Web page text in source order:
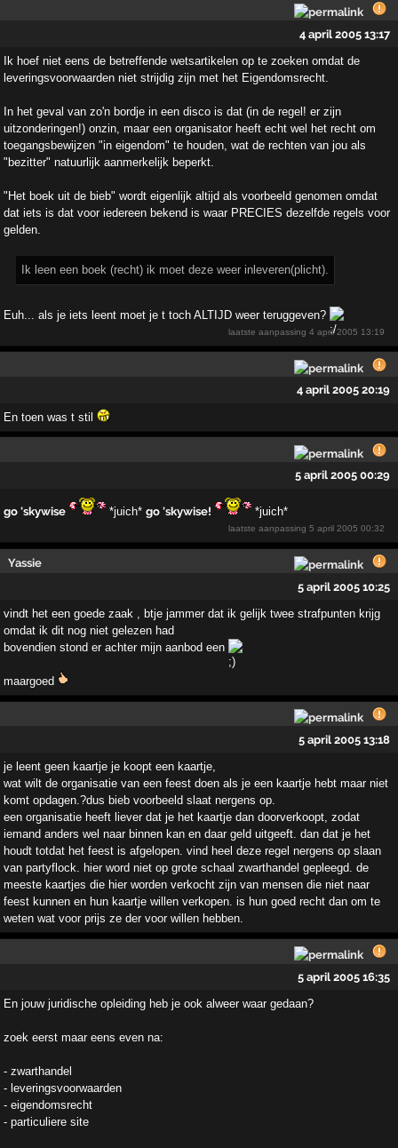
4 april 2005 13:17
Ik hoef niet eens de betreffende wetsartikelen op te zoeken omdat de
leveringsvoorwaarden niet strijdig zijn met het Eigendomsrecht.
In het geval van zo'n bordje in een disco is dat (in de regel! er zijn
uitzonderingen!) onzin, maar een organisator heeft echt wel het recht om
toegangsbewijzen "in eigendom" te houden, wat de rechten van jou als
"bezitter" natuurlijk aanmerkelijk beperkt.
"Het boek uit de bieb" wordt eigenlijk altijd als voorbeeld genomen omdat
dat iets is dat voor iedereen bekend is waar PRECIES dezelfde regels voor
gelden.
Ik leen een boek (recht) ik moet deze weer inleveren(plicht).
Euh... als je iets leent moet je t toch ALTIJD weer teruggeven?
laatste aanpassing4 april 2005 13:19
4 april 2005 20:19
En toen was t stil
5 april 2005 00:29
go 'skywise *juich* go 'skywise! *juich*
laatste aanpassing5 april 2005 00:32
Yassie
5 april 2005 10:25
vindt het een goede zaak , btje jammer dat ik gelijk twee strafpunten krijg
omdat ik dit nog niet gelezen had
bovendien stond er achter mijn aanbod een
maargoed
5 april 2005 13:18
je leent geen kaartje je koopt een kaartje,
wat wilt de organisatie van een feest doen als je een kaartje hebt maar niet
komt opdagen.?dus bieb voorbeeld slaat nergens op.
een organisatie heeft liever dat je het kaartje dan doorverkoopt, zodat
iemand anders wel naar binnen kan en daar geld uitgeeft. dan dat je het
houdt totdat het feest is afgelopen. vind heel deze regel nergens op slaan
van partyflock. hier word niet op grote schaal zwarthandel gepleegd. de
meeste kaartjes die hier worden verkocht zijn van mensen die niet naar
feest kunnen en hun kaartje willen verkopen. is hun goed recht dan om te
weten wat voor prijs ze der voor willen hebben.
5 april 2005 16:35
En jouw juridische opleiding heb je ook alweer waar gedaan?
zoek eerst maar eens even na:
- zwarthandel
- leveringsvoorwaarden
- eigendomsrecht
- particuliere site